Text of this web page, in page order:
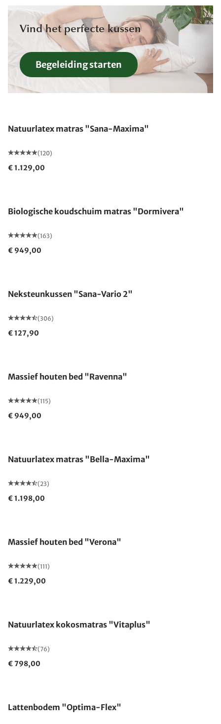
Vind het perfecte kussen
Begeleiding starten
Natuurlatex matras "Sana-Maxima"
(120)
€ 1.129,00
Biologische koudschuim matras "Dormivera"
(163)
€ 949,00
Neksteunkussen "Sana-Vario 2"
(306)
€ 127,90
Massief houten bed "Ravenna"
(115)
€ 949,00
Natuurlatex matras "Bella-Maxima"
(23)
€ 1.198,00
Massief houten bed "Verona"
(111)
€ 1.229,00
Natuurlatex kokosmatras "Vitaplus"
(76)
€ 798,00
Lattenbodem "Optima-Flex"